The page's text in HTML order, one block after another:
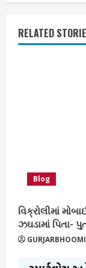
RELATED
Blog
વિક્રોલીમાં
ઝઘડામાં પિતા-
GURJARBHOOMI